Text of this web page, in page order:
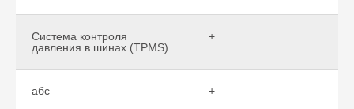
Система контроля
давления в шинах (TPMS)
+
абс +